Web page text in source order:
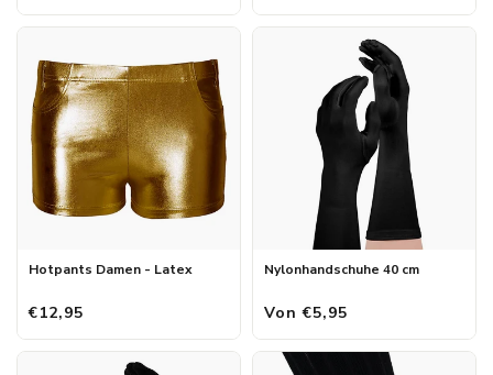
Hotpants Damen - Latex
€12,95
Nylonhandschuhe 40 cm
Von €5,95